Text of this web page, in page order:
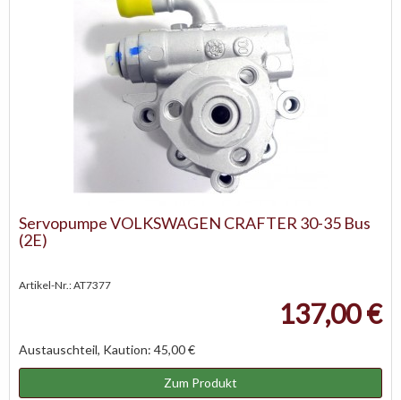
Servopumpe VOLKSWAGEN CRAFTER 30-35 Bus
(2E)
Artikel-Nr.: AT7377
137,00 €
Austauschteil, Kaution: 45,00 €
Zum Produkt